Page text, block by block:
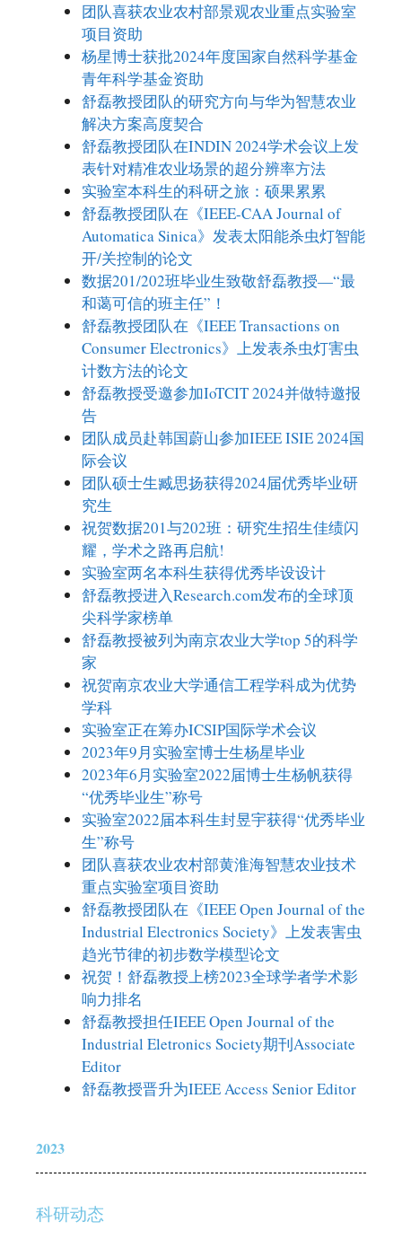
团队喜获农业农村部景观农业重点实验室
项目资助
杨星博士获批2024年度国家自然科学基金
青年科学基金资助
舒磊教授团队的研究方向与华为智慧农业
解决方案高度契合
舒磊教授团队在INDIN 2024学术会议上发
表针对精准农业场景的超分辨率方法
实验室本科生的科研之旅：硕果累累
舒磊教授团队在《IEEE-CAA Journal of
Automatica Sinica》发表太阳能杀虫灯智能
开/关控制的论文
数据201/202班毕业生致敬舒磊教授—“最
和蔼可信的班主任”！
舒磊教授团队在《IEEE Transactions on
Consumer Electronics》上发表杀虫灯害虫
计数方法的论文
舒磊教授受邀参加IoTCIT 2024并做特邀报
告
团队成员赴韩国蔚山参加IEEE ISIE 2024国
际会议
团队硕士生臧思扬获得2024届优秀毕业研
究生
祝贺数据201与202班：研究生招生佳绩闪
耀，学术之路再启航!
实验室两名本科生获得优秀毕设设计
舒磊教授进入Research.com发布的全球顶
尖科学家榜单
舒磊教授被列为南京农业大学top 5的科学
家
祝贺南京农业大学通信工程学科成为优势
学科
实验室正在筹办ICSIP国际学术会议
2023年9月实验室博士生杨星毕业
2023年6月实验室2022届博士生杨帆获得
“优秀毕业生”称号
实验室2022届本科生封昱宇获得“优秀毕业
生”称号
团队喜获农业农村部黄淮海智慧农业技术
重点实验室项目资助
舒磊教授团队在《IEEE Open Journal of the
Industrial Electronics Society》上发表害虫
趋光节律的初步数学模型论文
祝贺！舒磊教授上榜2023全球学者学术影
响力排名
舒磊教授担任IEEE Open Journal of the
Industrial Eletronics Society期刊Associate
Editor
舒磊教授晋升为IEEE Access Senior Editor
2023
科研动态